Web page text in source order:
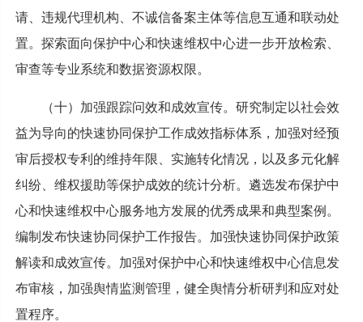
请、违规代理机构、不诚信备案主体等信息互通和联动处
置。探索面向保护中心和快速维权中心进一步开放检索、
审查等专业系统和数据资源权限。
（十）加强跟踪问效和成效宣传。研究制定以社会效
益为导向的快速协同保护工作成效指标体系，加强对经预
审后授权专利的维持年限、实施转化情况，以及多元化解
纠纷、维权援助等保护成效的统计分析。遴选发布保护中
心和快速维权中心服务地方发展的优秀成果和典型案例。
编制发布快速协同保护工作报告。加强快速协同保护政策
解读和成效宣传。加强对保护中心和快速维权中心信息发
布审核，加强舆情监测管理，健全舆情分析研判和应对处
置程序。